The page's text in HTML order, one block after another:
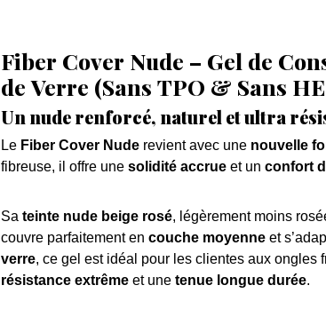
Fiber Cover Nude – Gel de
de Verre (Sans TPO & Sans
Un nude renforcé, naturel et ultra
Le Fiber Cover Nuderevient avec une nouvelle
fibreuse, il offre une solidité accrueet un confort
Sa teinte nude beige rosé, légèrement moins
couvre parfaitement en couche moyenneet
verre, ce gel est idéal pour les clientes aux ongles
résistance extrêmeet une tenue longue durée.